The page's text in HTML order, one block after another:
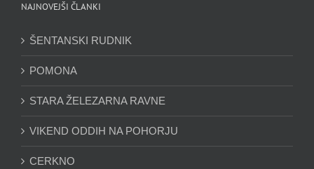
NAJNOVEJŠI ČLANKI
ŠENTANSKI RUDNIK
POMONA
STARA ŽELEZARNA RAVNE
VIKEND ODDIH NA POHORJU
CERKNO